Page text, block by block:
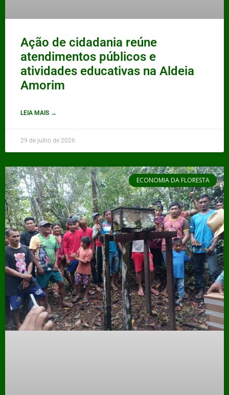
Ação de cidadania reúne
atendimentos públicos e
atividades educativas na Aldeia
Amorim
LEIA MAIS →
29 de julho de 2026
ECONOMIA DA FLORESTA